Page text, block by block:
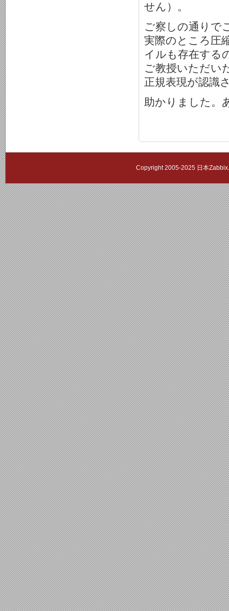
せん）。
ご察しの通りで
実際のところ圧
イルも存在する
ご教授いただい
正規表現が認識
助かりました。
Copyright 2005-2025 日本